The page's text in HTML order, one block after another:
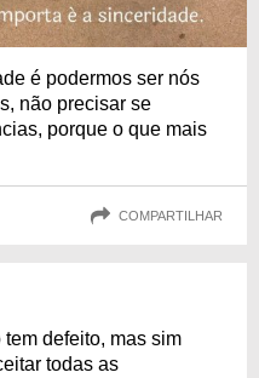
é podermos ser nós
não precisar se
porque o que mais
COMPARTILHAR
defeito, mas sim
todas as